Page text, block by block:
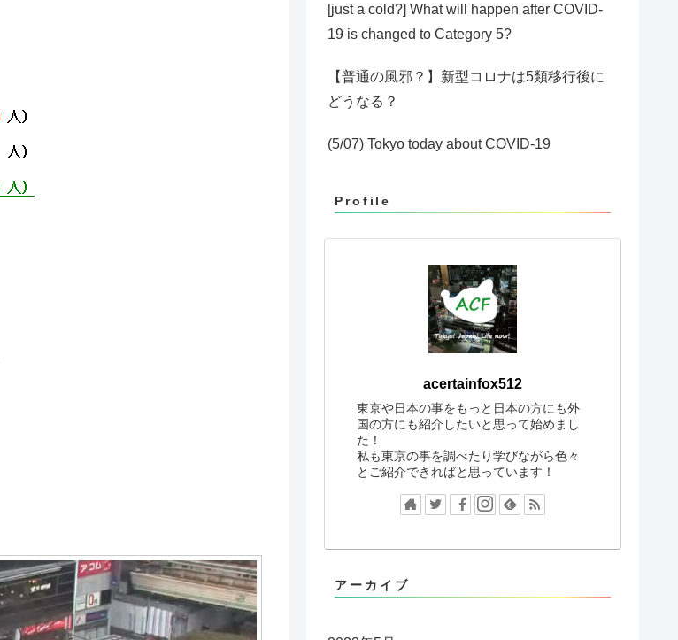
[just a cold?] What will happen after COVID-
19 is changed to Category 5?
【普通の風邪？】新型コロナは5類移行後に
どうなる？
(5/07) Tokyo today about COVID-19
Profile
acertainfox512
東京や日本の事をもっと日本の方にも外
国の方にも紹介したいと思って始めまし
た！
私も東京の事を調べたり学びながら色々
とご紹介できればと思っています！
アーカイブ